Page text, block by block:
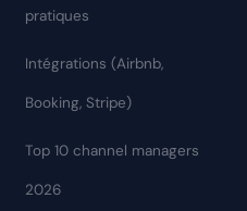
pratiques
Intégrations (Airbnb,
Booking, Stripe)
Top 10 channel managers
2026